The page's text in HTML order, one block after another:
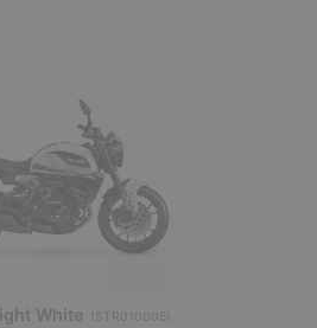
White STR010005